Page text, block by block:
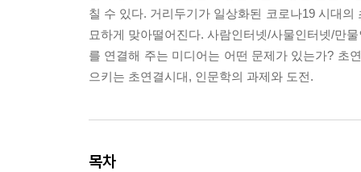
칠 수 있다. 거리두기가 일상화된 코로나19 시대의
묘하게 맞아떨어진다. 사람인터넷/사물인터넷/만
를 연결해 주는 미디어는 어떤 문제가 있는가? 초
으키는 초연결시대, 인문학의 과제와 도전.
목차